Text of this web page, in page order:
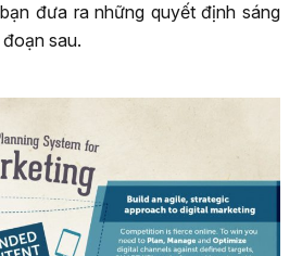
đưa ra những quyết định sáng
sau.